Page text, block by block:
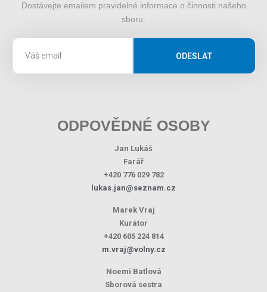
Dostávejte emailem pravidelné informace o činnosti našeho
sboru.
ODESLAT
ODPOVĚDNÉ OSOBY
Jan Lukáš
Farář
+420 776 029 782
lukas.jan@seznam.cz
Marek Vraj
Kurátor
+420 605 224 814
m.vraj@volny.cz
Noemi Batlová
Sborová sestra